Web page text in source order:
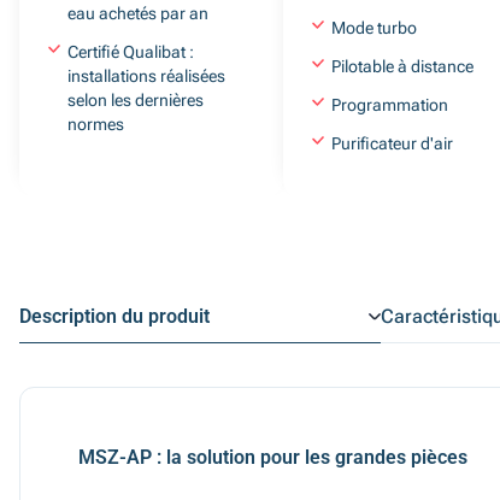
eau achetés par an
Certifié Qualibat :
installations réalisées
selon les dernières
normes
Mode turbo
Pilotable à distance
Programmation
Purificateur d'air
Description du produit
MSZ-AP : la solution pour les grandes pièces